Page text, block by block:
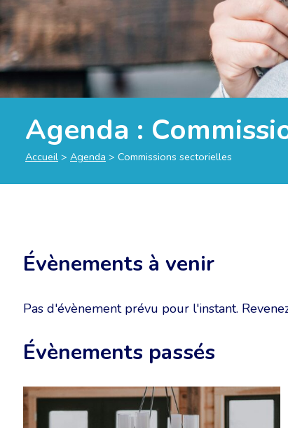
Agenda :
Accueil > Agenda > Commissions sectorielles
Évènements à venir
Pas d'évènement prévu pour l'instant.
Évènements passés